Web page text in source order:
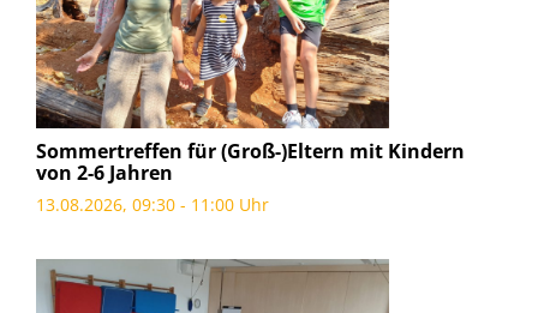
Sommertreffen für (Groß-)Eltern mit Kindern
von 2-6 Jahren
13.08.2026, 09:30 - 11:00 Uhr